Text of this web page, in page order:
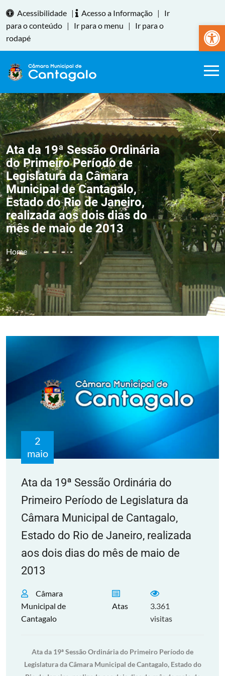
Abrir
Acessibilidade | Acesso a Informação |
Ir
para o conteúdo | Ir para o menu |
Ir para o
rodapé
Ata da 19ª Sessão Ordinária
do Primeiro Período de
Legislatura da Câmara
Municipal de Cantagalo,
Estado do Rio de Janeiro,
realizada aos dois dias do
mês de maio de 2013
Home
2
maio
Ata da 19ª Sessão Ordinária do
Primeiro Período de Legislatura da
Câmara Municipal de Cantagalo,
Estado do Rio de Janeiro, realizada
aos dois dias do mês de maio de
2013
Câmara
Municipal de
Cantagalo
Atas
3.361
visitas
Ata da 19ª Sessão Ordinária do Primeiro Período de
Legislatura da Câmara Municipal de Cantagalo, Estado do